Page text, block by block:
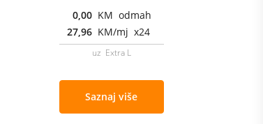
0,00 KM odmah
27,96 KM/mj x24
uz Extra L
Saznaj više